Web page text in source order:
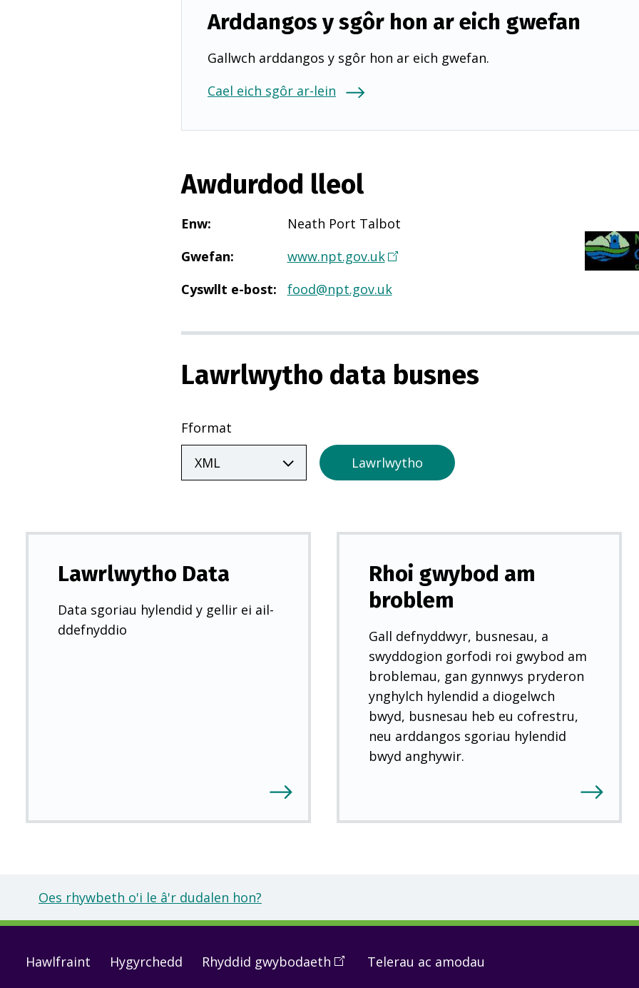
Arddangos y sgôr hon ar eich gwefan
Gallwch arddangos y sgôr hon ar eich gwefan.
Cael eich sgôr ar-lein
Awdurdod lleol
Enw:
Neath Port Talbot
Gwefan: www.npt.gov.uk(
n
g
r
n
w
y
d
)
Cyswllt e-bost: food@npt.gov.uk
Lawrlwytho data busnes
Fformat
Lawrlwytho
Lawrlwytho Data
Data sgoriau hylendid y gellir ei ail-
ddefnyddio
Rhoi gwybod am
broblem
Gall defnyddwyr, busnesau, a
swyddogion gorfodi roi gwybod am
broblemau, gan gynnwys pryderon
ynghylch hylendid a diogelwch
bwyd, busnesau heb eu cofrestru,
neu arddangos sgoriau hylendid
bwyd anghywir.
Oes rhywbeth o'i le â'r dudalen hon?
Footer
Hawlfraint Hygyrchedd Rhyddid gwybodaeth (OpenTelerau ac amodau